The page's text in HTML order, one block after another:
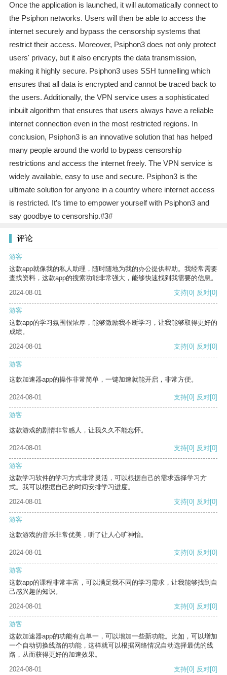
Once the application is launched, it will automatically connect to
the Psiphon networks. Users will then be able to access the
internet securely and bypass the censorship systems that
restrict their access. Moreover, Psiphon3 does not only protect
users' privacy, but it also encrypts the data transmission,
making it highly secure. Psiphon3 uses SSH tunnelling which
ensures that all data is encrypted and cannot be traced back to
the users. Additionally, the VPN service uses a sophisticated
inbuilt algorithm that ensures that users always have a reliable
internet connection even in the most restricted regions. In
conclusion, Psiphon3 is an innovative solution that has helped
many people around the world to bypass censorship
restrictions and access the internet freely. The VPN service is
widely available, easy to use and secure. Psiphon3 is the
ultimate solution for anyone in a country where internet access
is restricted. It’s time to empower yourself with Psiphon3 and
say goodbye to censorship.#3#
评论
游客
这款app就像我的私人助理，随时随地为我的办公提供帮助。我经常需要
查找资料，这款app的搜索功能非常强大，能够快速找到我需要的信息。
2024-08-01
支持[0] 反对[0]
游客
这款app的学习氛围很浓厚，能够激励我不断学习，让我能够取得更好的
成绩。
2024-08-01
支持[0] 反对[0]
游客
这款加速器app的操作非常简单，一键加速就能开启，非常方便。
2024-08-01 支持[0] 反对[0]
游客
这款游戏的剧情非常感人，让我久久不能忘怀。
2024-08-01 支持[0] 反对[0]
游客
这款学习软件的学习方式非常灵活，可以根据自己的需求选择学习方
式。我可以根据自己的时间安排学习进度。
2024-08-01
支持[0] 反对[0]
游客
这款游戏的音乐非常优美，听了让人心旷神怡。
2024-08-01 支持[0] 反对[0]
游客
这款app的课程非常丰富，可以满足我不同的学习需求，让我能够找到自
己感兴趣的知识。
2024-08-01
支持[0] 反对[0]
游客
这款加速器app的功能有点单一，可以增加一些新功能。比如，可以增加
一个自动切换线路的功能，这样就可以根据网络情况自动选择最优的线
路，从而获得更好的加速效果。
2024-08-01
支持[0] 反对[0]